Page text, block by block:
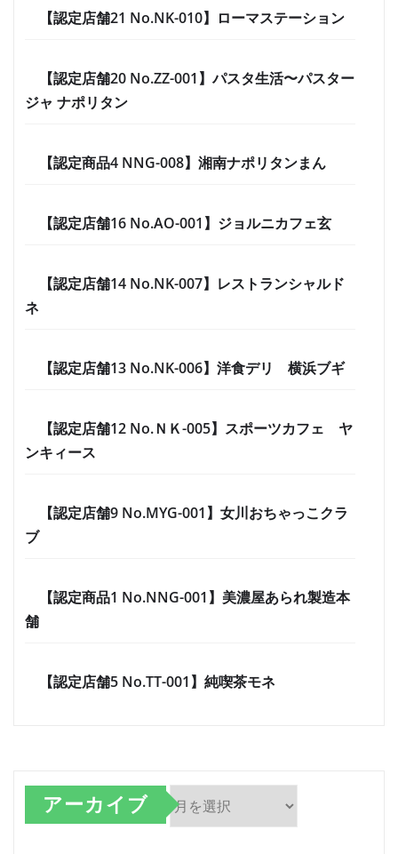
【認定店舗21 No.NK-010】ローマステーション
【認定店舗20 No.ZZ-001】パスタ生活〜パスター
ジャ ナポリタン
【認定商品4 NNG-008】湘南ナポリタンまん
【認定店舗16 No.AO-001】ジョルニカフェ玄
【認定店舗14 No.NK-007】レストランシャルド
ネ
【認定店舗13 No.NK-006】洋食デリ 横浜ブギ
【認定店舗12 No.ＮＫ-005】スポーツカフェ ヤ
ンキィース
【認定店舗9 No.MYG-001】女川おちゃっこクラ
ブ
【認定商品1 No.NNG-001】美濃屋あられ製造本
舗
【認定店舗5 No.TT-001】純喫茶モネ
アーカイブ